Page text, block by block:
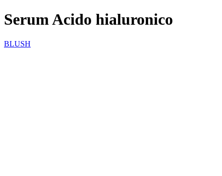
Serum Acido hialuronico
BLUSH